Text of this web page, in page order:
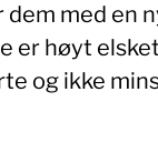
med en
er høyt
og ikke